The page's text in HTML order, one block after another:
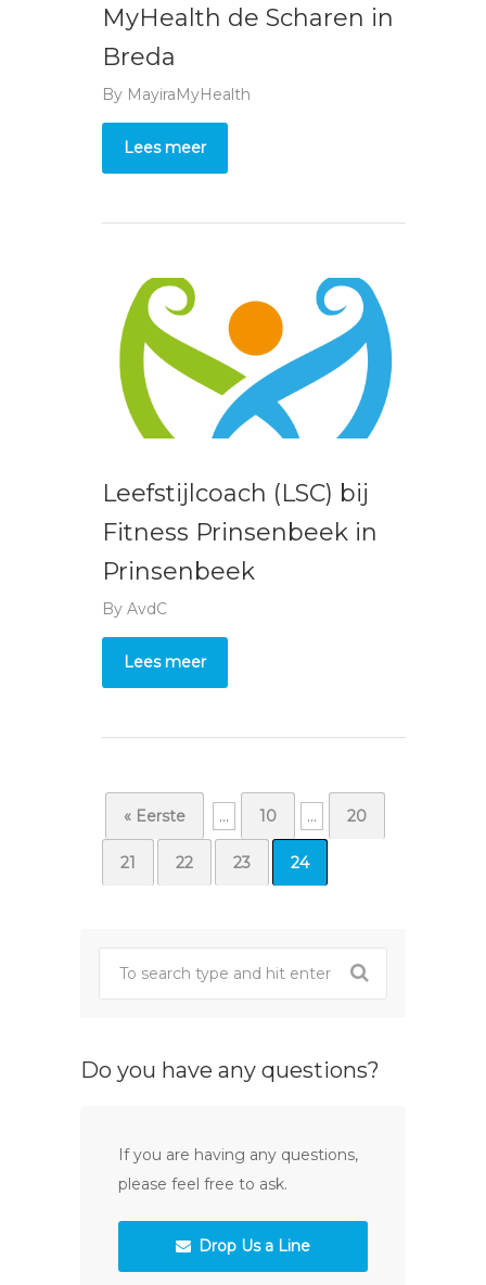
MyHealth de Scharen in
Breda
By MayiraMyHealth
Lees meer
Leefstijlcoach (LSC) bij
Fitness Prinsenbeek in
Prinsenbeek
By AvdC
Lees meer
« Eerste ... 10 ... 20
21 22 23 24
Do you have any questions?
If you are having any questions,
please feel free to ask.
Drop Us a Line